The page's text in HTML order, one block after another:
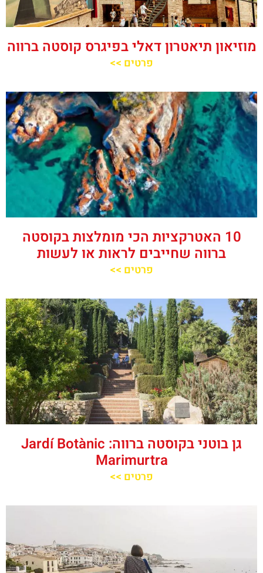
מוזיאון תיאטרון דאלי בפיגרס קוסטה ברווה
פרטים >>
10 האטרקציות הכי מומלצות בקוסטה
ברווה שחייבים לראות או לעשות
פרטים >>
גן בוטני בקוסטה ברווה: ‪‪Jardí Botànic
Marimurtra‬‬
פרטים >>